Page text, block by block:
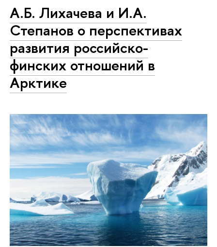
А.Б. Лихачева и И.А.
Степанов о перспективах
развития российско-
финских отношений в
Арктике